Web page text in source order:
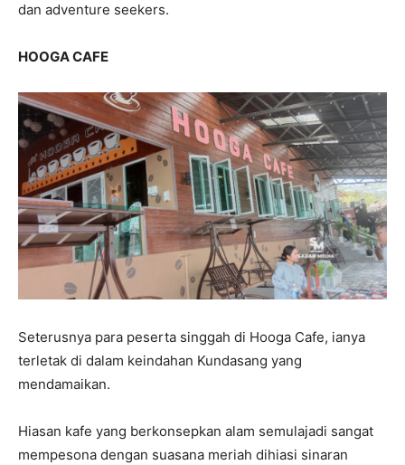
dan adventure seekers.
HOOGA CAFE
Seterusnya para peserta singgah di Hooga Cafe, ianya
terletak di dalam keindahan Kundasang yang
mendamaikan.
Hiasan kafe yang berkonsepkan alam semulajadi sangat
mempesona dengan suasana meriah dihiasi sinaran